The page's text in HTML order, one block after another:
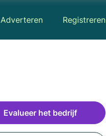
Adverteren Registreren
Evalueer het bedrijf